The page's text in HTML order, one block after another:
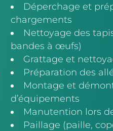
Déperchage et
chargements
Nettoyage des
bandes à œufs)
Grattage et
Préparation des
Montage et
d’équipements
Manutention lors
Paillage (paille,